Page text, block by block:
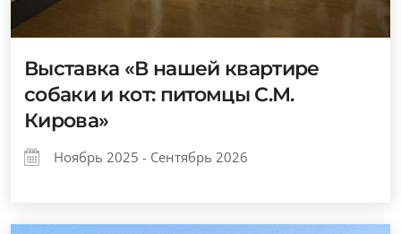
Выставка «В нашей квартире
собаки и кот: питомцы С.М.
Кирова»
Ноябрь 2025 - Сентябрь 2026